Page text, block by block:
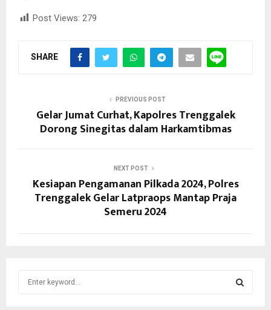
Post Views: 279
SHARE
PREVIOUS POST
Gelar Jumat Curhat, Kapolres Trenggalek
Dorong Sinegitas dalam Harkamtibmas
NEXT POST
Kesiapan Pengamanan Pilkada 2024, Polres
Trenggalek Gelar Latpraops Mantap Praja
Semeru 2024